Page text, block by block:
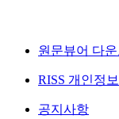
원문뷰어 다
RISS 개인정
공지사항